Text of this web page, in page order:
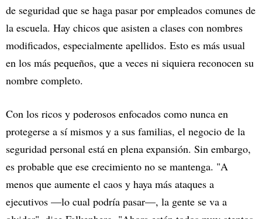
de seguridad que se haga pasar por empleados comunes de
la escuela. Hay chicos que asisten a clases con nombres
modificados, especialmente apellidos. Esto es más usual
en los más pequeños, que a veces ni siquiera reconocen su
nombre completo.
Con los ricos y poderosos enfocados como nunca en
protegerse a sí mismos y a sus familias, el negocio de la
seguridad personal está en plena expansión. Sin embargo,
es probable que ese crecimiento no se mantenga. "A
menos que aumente el caos y haya más ataques a
ejecutivos —lo cual podría pasar—, la gente se va a